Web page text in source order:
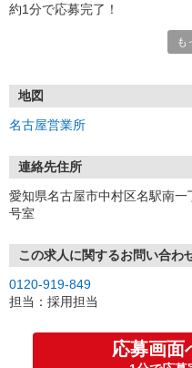
約1分で応募完了！
①応募から3営業日を目安に、
★スマホでWEB面接（LINEな
す
③面接実施（履歴書不要）
④勤務開始（スタート日は応相
お気軽にご応募ください♪
も
地図
名古屋営業所
連絡先住所
愛知県名古屋市中村区名駅南
号室
この求人に関するお問い合わ
0120-919-849
担当：採用担当
応募画面